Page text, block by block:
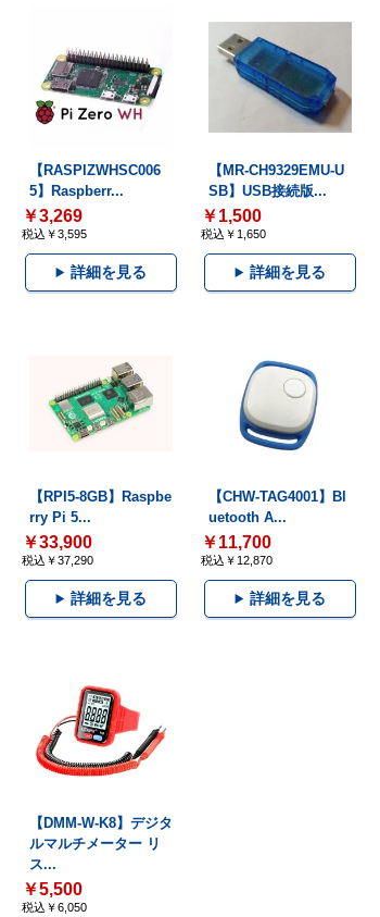
【RASPIZWHSC006
5】Raspberr...
￥3,269
税込￥3,595
詳細を見る
【MR-CH9329EMU-U
SB】USB接続版...
￥1,500
税込￥1,650
詳細を見る
【RPI5-8GB】Raspbe
rry Pi 5...
￥33,900
税込￥37,290
詳細を見る
【CHW-TAG4001】Bl
uetooth A...
￥11,700
税込￥12,870
詳細を見る
【DMM-W-K8】デジタ
ルマルチメーター リ
ス...
￥5,500
税込￥6,050